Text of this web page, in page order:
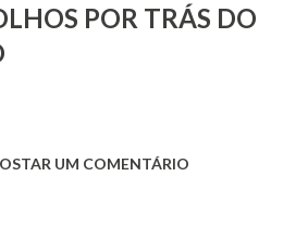
POR TRÁS DO
UM COMENTÁRIO